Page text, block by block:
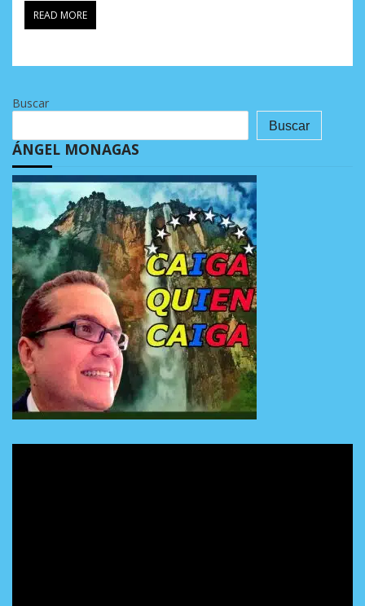
READ MORE
Buscar
Buscar
ÁNGEL MONAGAS